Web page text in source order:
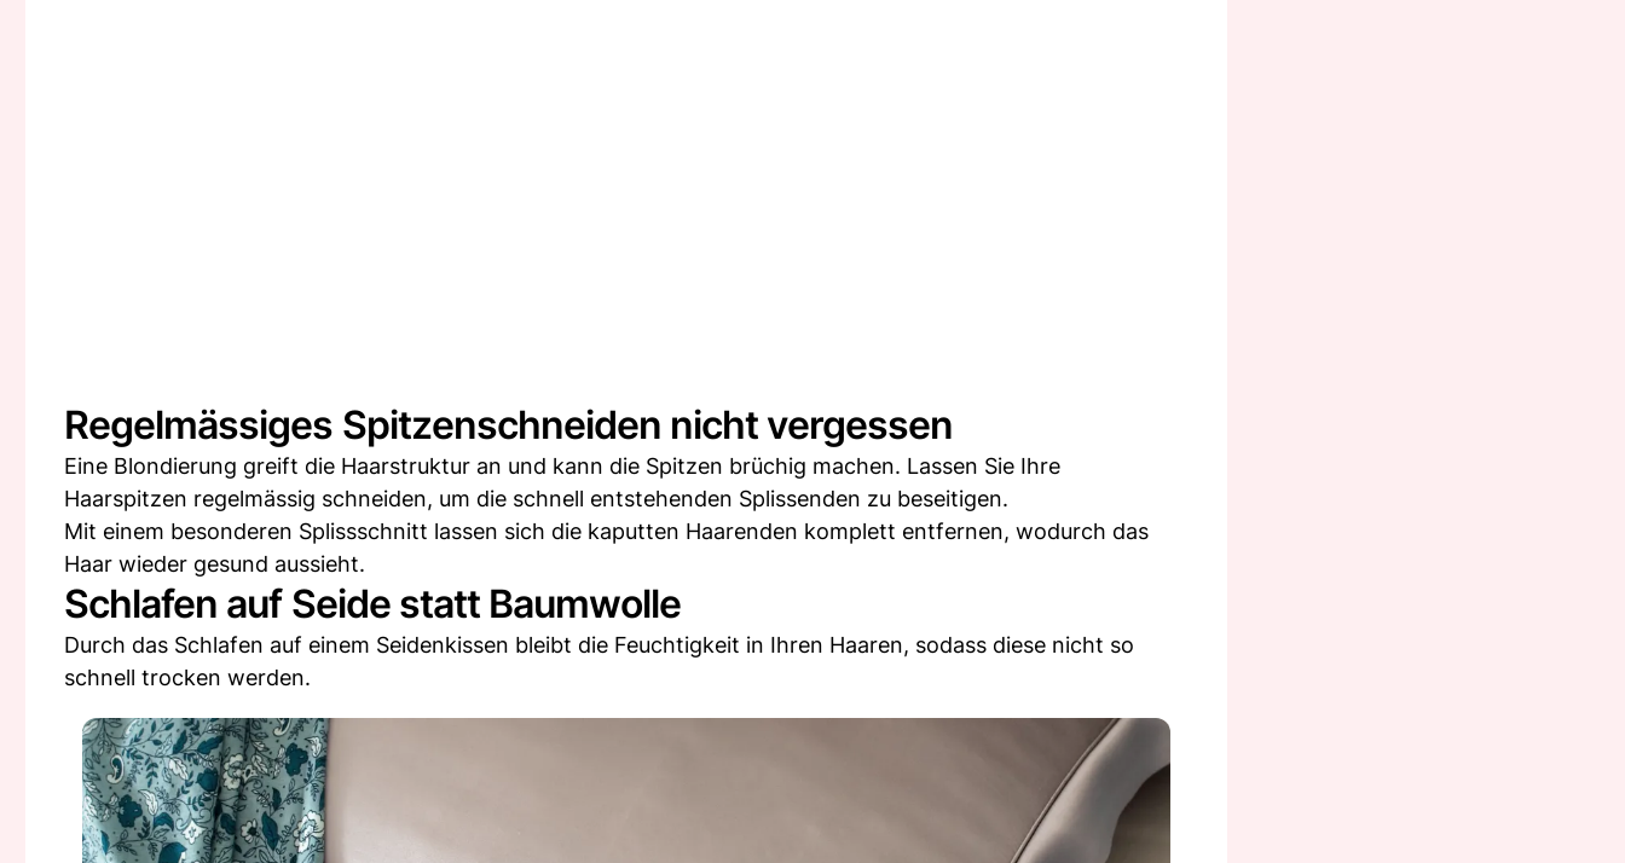
Regelmässiges Spitzenschneiden nicht vergessen
Eine Blondierung greift die Haarstruktur an und kann die Spitzen brüchig machen. Lassen Sie Ihre
Haarspitzen regelmässig schneiden, um die schnell entstehenden Splissenden zu beseitigen.
Mit einem besonderen Splissschnitt lassen sich die kaputten Haarenden komplett entfernen, wodurch das
Haar wieder gesund aussieht.
Schlafen auf Seide statt Baumwolle
Durch das Schlafen auf einem Seidenkissen bleibt die Feuchtigkeit in Ihren Haaren, sodass diese nicht so
schnell trocken werden.